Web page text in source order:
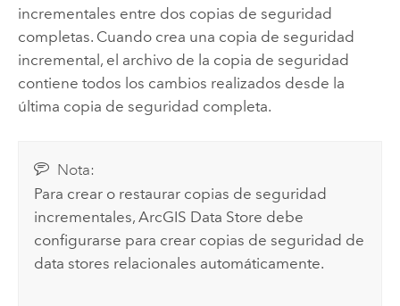
incrementales entre dos copias de seguridad
completas. Cuando crea una copia de seguridad
incremental, el archivo de la copia de seguridad
contiene todos los cambios realizados desde la
última copia de seguridad completa.
Nota:
Para crear o restaurar copias de seguridad
incrementales,ArcGIS Data Store debe
configurarse para crear copias de seguridad de
data stores relacionales automáticamente.